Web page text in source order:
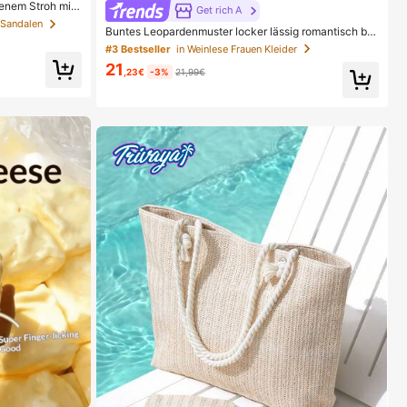
Stroh mit
Nutzung, we
Boho Chic
Get rich A
Buntes Leopardenmuster locker lässig romantisch be
quem rückenfrei Bindeband Kleid Urlaub elegant rosa
Party Sommer
#3 Bestseller in Weinlese Frauen Kleider
21 ,23€ -3% 21,99€